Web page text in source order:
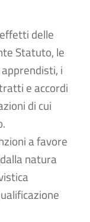
delle
Statuto, le
i
e accordi
di cui
a favore
natura